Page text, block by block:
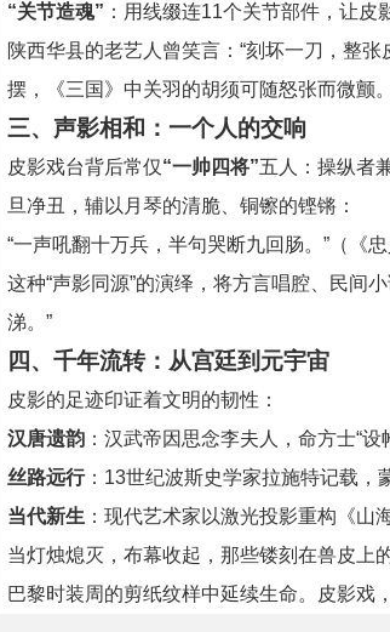
“关节造魂” ：用线缀连11个关节部件，让皮
陕西华县的老艺人曾笑言：“刻坏一刀，整
摆，《三国》中关羽的胡须可随怒张而微颤。
三、声影相和：一个人的交响
皮影戏台背后常仅“一帅四将”五人：操纵者
旦净丑，辅以月琴的清脆、铜镲的铿锵：
“一声吼翻十万兵，半句哭断九回肠。”（《忠
这种“声影同源”的演绎，将方言唱腔、民间
涕。”
四、千年流转：从宫廷到元宇宙
皮影的足迹印证着文明的韧性：
汉唐遗韵 ：汉武帝因思念李夫人，命方士“
丝路远行：13世纪波斯史学家拉施特记载，
当代新生 ：现代艺术家以激光投影重构《山
当灯烛熄灭，布幕收起，那些镂刻在兽皮上
巴黎时装周的剪纸纹样中延续生命。皮影戏